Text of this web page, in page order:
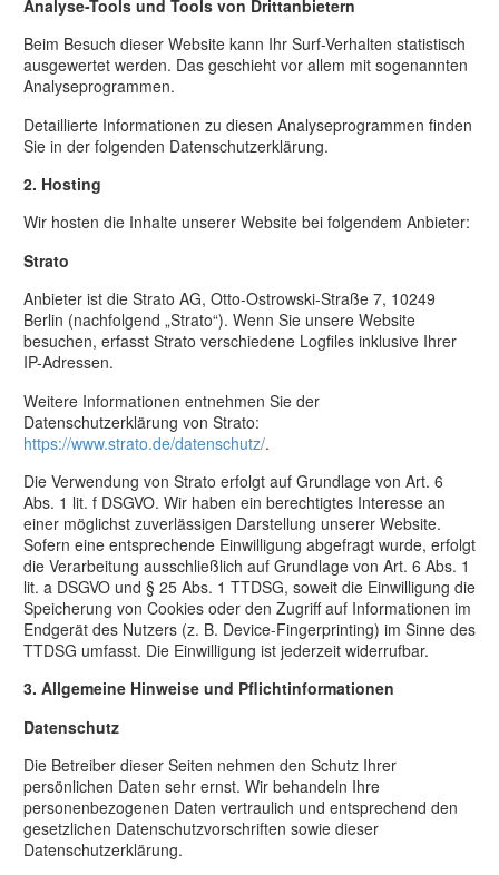
Analyse-Tools und Tools von Dritt­anbietern
Beim Besuch dieser Website kann Ihr Surf-Verhalten statistisch
ausgewertet werden. Das geschieht vor allem mit sogenannten
Analyseprogrammen.
Detaillierte Informationen zu diesen Analyseprogrammen finden
Sie in der folgenden Datenschutzerklärung.
2. Hosting
Wir hosten die Inhalte unserer Website bei folgendem Anbieter:
Strato
Anbieter ist die Strato AG, Otto-Ostrowski-Straße 7, 10249
Berlin (nachfolgend „Strato“). Wenn Sie unsere Website
besuchen, erfasst Strato verschiedene Logfiles inklusive Ihrer
IP-Adressen.
Weitere Informationen entnehmen Sie der
Datenschutzerklärung von Strato:
https://www.strato.de/datenschutz/.
Die Verwendung von Strato erfolgt auf Grundlage von Art. 6
Abs. 1 lit. f DSGVO. Wir haben ein berechtigtes Interesse an
einer möglichst zuverlässigen Darstellung unserer Website.
Sofern eine entsprechende Einwilligung abgefragt wurde, erfolgt
die Verarbeitung ausschließlich auf Grundlage von Art. 6 Abs. 1
lit. a DSGVO und § 25 Abs. 1 TTDSG, soweit die Einwilligung die
Speicherung von Cookies oder den Zugriff auf Informationen im
Endgerät des Nutzers (z. B. Device-Fingerprinting) im Sinne des
TTDSG umfasst. Die Einwilligung ist jederzeit widerrufbar.
3. Allgemeine Hinweise und Pflicht­informationen
Datenschutz
Die Betreiber dieser Seiten nehmen den Schutz Ihrer
persönlichen Daten sehr ernst. Wir behandeln Ihre
personenbezogenen Daten vertraulich und entsprechend den
gesetzlichen Datenschutzvorschriften sowie dieser
Datenschutzerklärung.